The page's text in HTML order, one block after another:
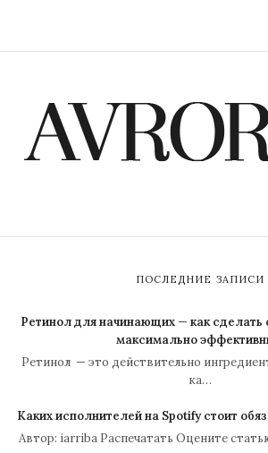
ПОСЛЕДНИЕ ЗАПИСИ
Ретинол для начинающих — как сделать
максимально
Ретинол — это действительно
ка…
Каких исполнителей на Spotify стоит
Автор: iarriba Распечатать Оцените